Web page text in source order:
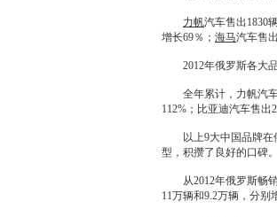
力帆汽车售出1830
增长69％； 海马汽车售
2012年俄罗斯各大
全年累计， 力帆汽
112%； 比亚迪汽车售出2
以上9大中国品牌在俄
型，积攒了良好的口碑。
从2012年俄罗斯畅销
11万辆和9.2万辆，分别